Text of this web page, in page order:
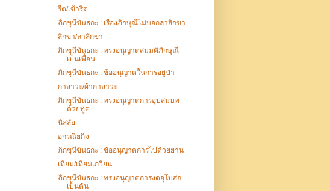
รีต/เข้ารีต
ภิกขุนีขันธกะ : เรื่องภิกษุณีไม่บอกลาสิกขา
สิกขา/ลาสิกขา
ภิกขุนีขันธกะ : ทรงอนุญาตสมมติภิกษุณี
เป็นเพื่อน
ภิกขุนีขันธกะ : ข้ออนุญาตในการอยู่ป่า
กาสาวะ/ผ้ากาสาวะ
ภิกขุนีขันธกะ : ทรงอนุญาตการอุปสมบท
ด้วยทูต
นิสสัย
อกรณียกิจ
ภิกขุนีขันธกะ : ข้ออนุญาตการไปด้วยยาน
เทียม/เทียมเกวียน
ภิกขุนีขันธกะ : ทรงอนุญาตการงดอุโบสถ
เป็นต้น